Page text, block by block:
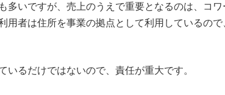
いですが、売上のうえで重要となるのは、コ
者は住所を事業の拠点として利用しているの
るだけではないので、責任が重大です。